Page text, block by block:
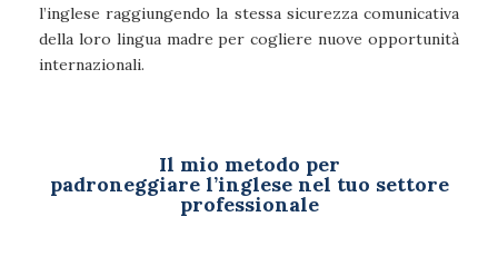
l’inglese raggiungendo la stessa sicurezza comunicativa
della loro lingua madre per cogliere nuove opportunità
internazionali.
Il mio metodo per
padroneggiare l’inglese nel tuo settore
professionale